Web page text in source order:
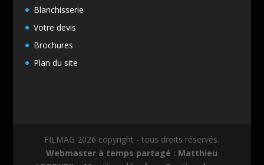
Blanchisserie
Votre devis
Brochures
Plan du site
FILMAG 2026 copyright - tous droits réservés.
Webmaster à temps partagé : Matthieu